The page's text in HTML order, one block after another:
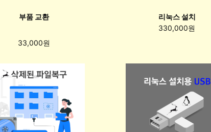
부품 교환
33,000원
리눅스 설치
330,000원